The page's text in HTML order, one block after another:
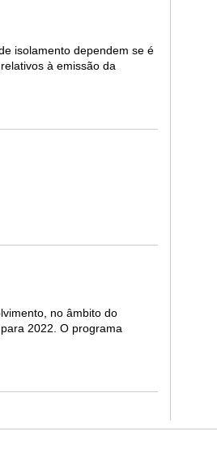
isolamento dependem se é
à emissão da
no âmbito do
2022. O programa